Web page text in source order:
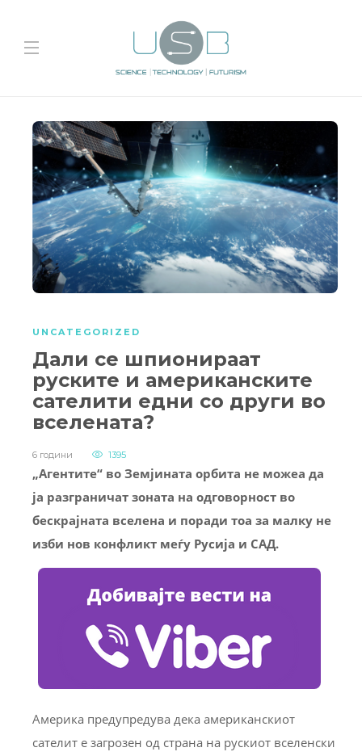
UNCATEGORIZED
Дали се шпионираат
руските и американските
сателити едни со други во
вселената?
6 години 1395
„Агентите“ во Земјината орбита не можеа да
ја разграничат зоната на одговорност во
бескрајната вселена и поради тоа за малку не
изби нов конфликт меѓу Русија и САД.
Америка предупредува дека американскиот
сателит е загрозен од страна на рускиот вселенски